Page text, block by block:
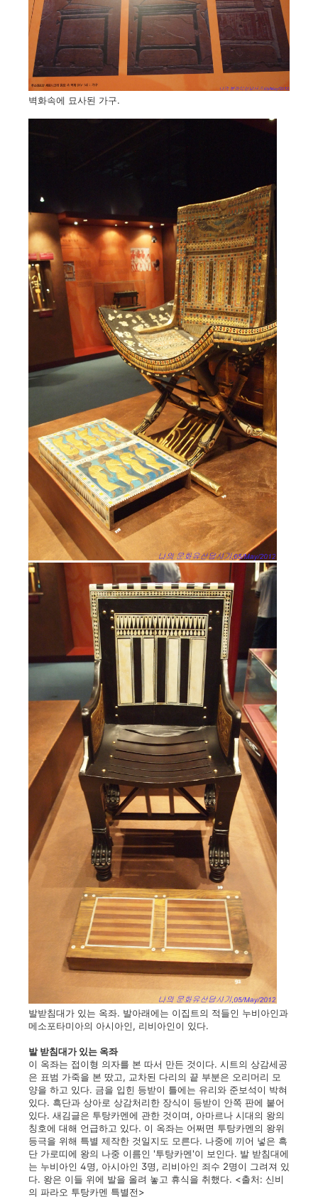
벽화속에 묘사된 가구.
발받침대가 있는 옥좌. 발아래에는 이집트의 적들인 누비아인과
메소포타미아의 아시아인, 리비아인이 있다.
발 받침대가 있는 옥좌
이 옥좌는 접이형 의자를 본 따서 만든 것이다. 시트의 상감세공
은 표범 가죽을 본 땄고, 교차된 다리의 끝 부분은 오리머리 모
양을 하고 있다. 금을 입힌 등받이 틀에는 유리와 준보석이 박혀
있다. 흑단과 상아로 상감처리한 장식이 등받이 안쪽 판에 붙어
있다. 새김글은 투탕카멘에 관한 것이며, 아마르나 시대의 왕의
칭호에 대해 언급하고 있다. 이 옥좌는 어쩌면 투탕카멘의 왕위
등극을 위해 특별 제작한 것일지도 모른다. 나중에 끼어 넣은 흑
단 가로띠에 왕의 나중 이름인 '투탕카멘'이 보인다. 발 받침대에
는 누비아인 4명, 아시아인 3명, 리비아인 죄수 2명이 그려져 있
다. 왕은 이들 위에 발을 올려 놓고 휴식을 취했다. <출처: 신비
의 파라오 투탕카멘 특별전>